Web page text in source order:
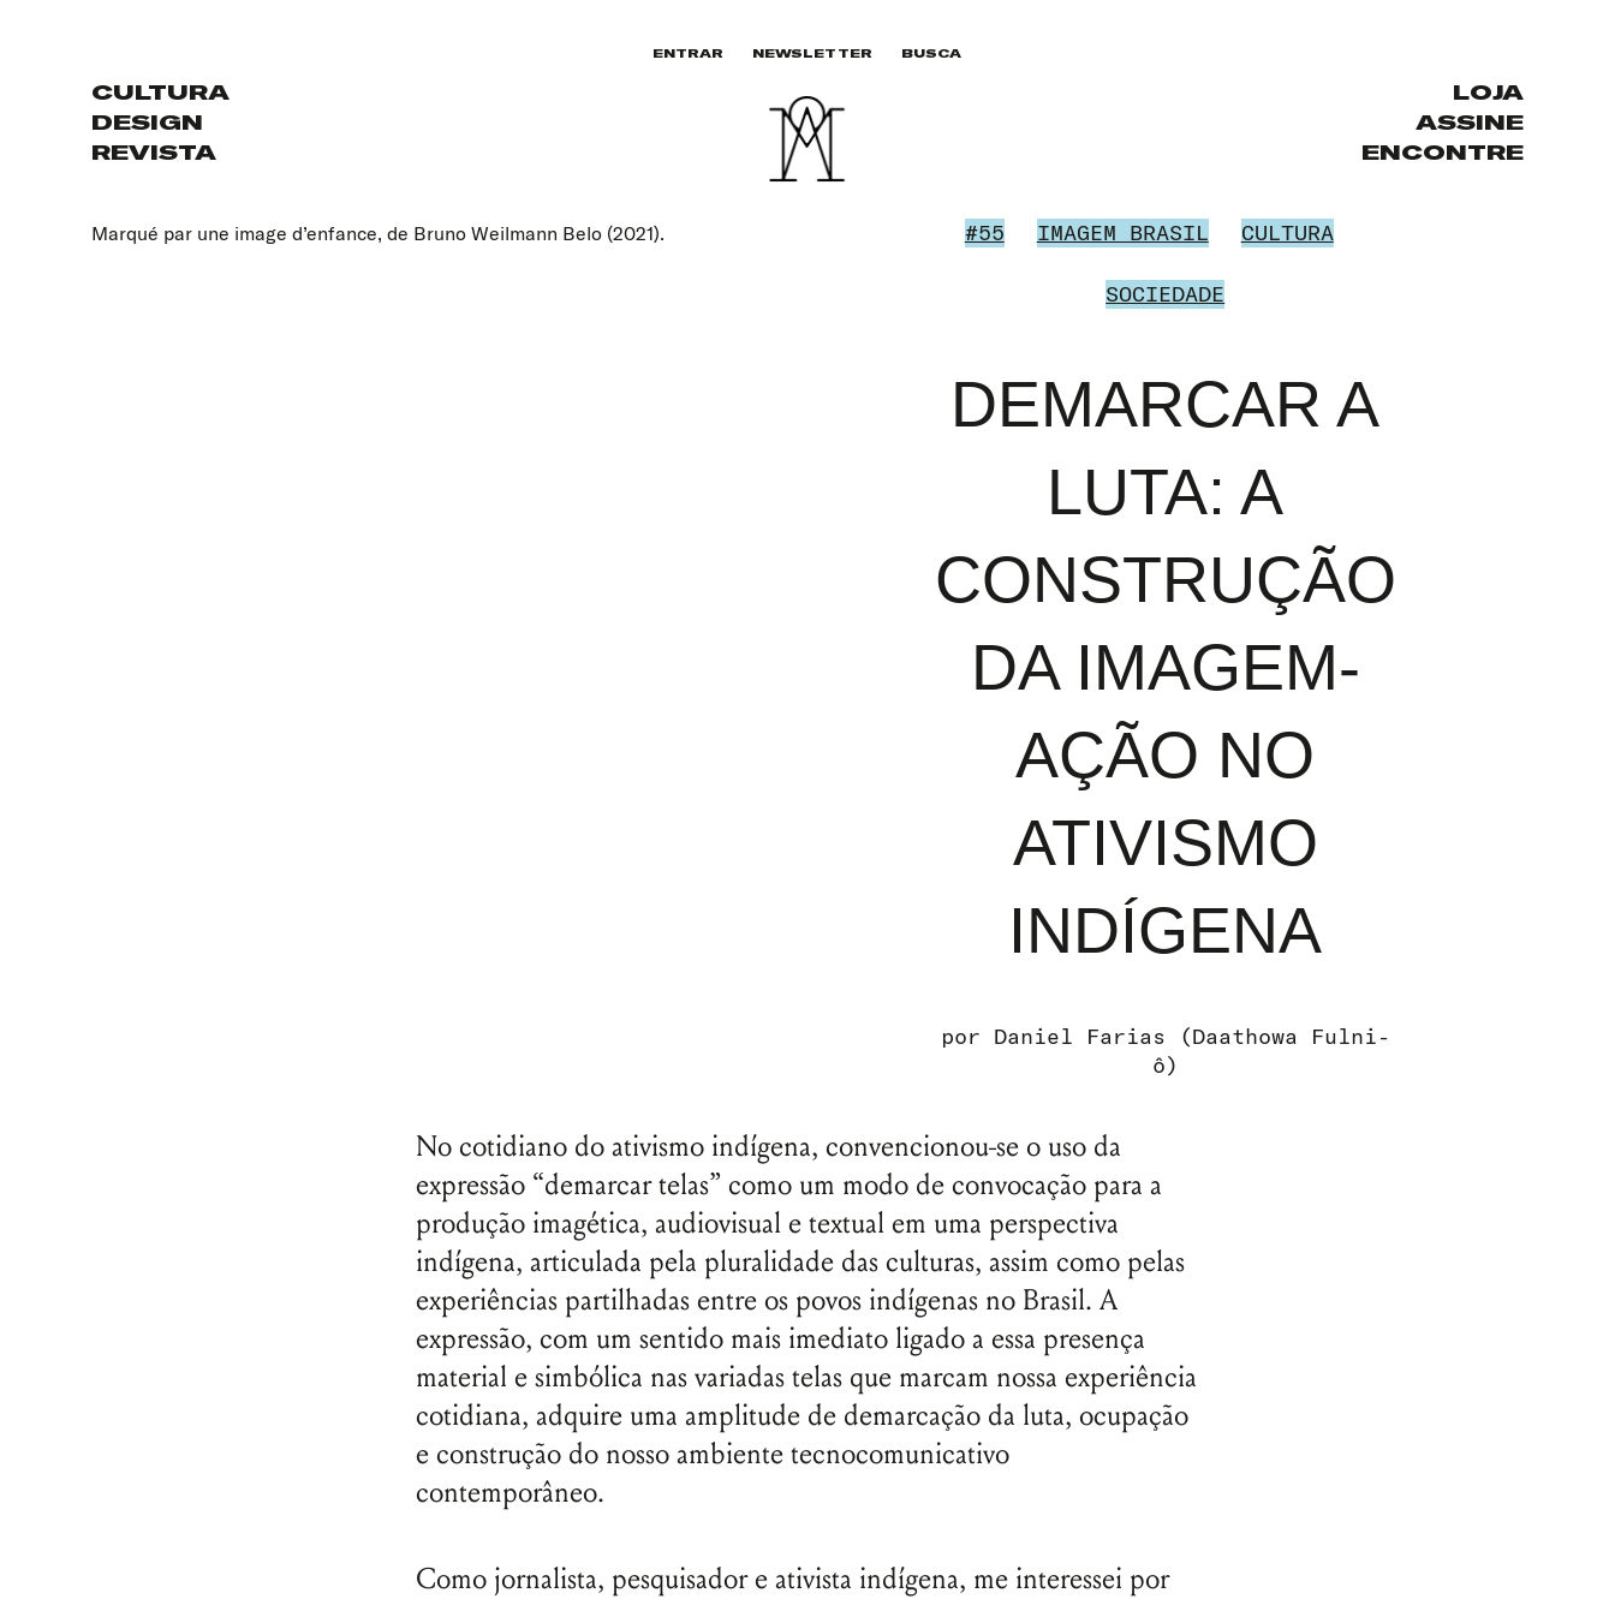
CULTURA
DESIGN
REVISTA
ENTRAR NEWSLETTER BUSCA
LOJA
ASSINE
ENCONTRE
Marqué par une image d’enfance, de Bruno Weilmann Belo (2021). #55 IMAGEM BRASIL CULTURA
SOCIEDADE
DEMARCAR A
LUTA: A
CONSTRUÇÃO
DA IMAGEM-
AÇÃO NO
ATIVISMO
INDÍGENA
por Daniel Farias (Daathowa Fulni-
ô)
No cotidiano do ativismo indígena, convencionou-se o uso da
expressão “demarcar telas” como um modo de convocação para a
produção imagética, audiovisual e textual em uma perspectiva
indígena, articulada pela pluralidade das culturas, assim como pelas
experiências partilhadas entre os povos indígenas no Brasil. A
expressão, com um sentido mais imediato ligado a essa presença
material e simbólica nas variadas telas que marcam nossa experiência
cotidiana, adquire uma amplitude de demarcação da luta, ocupação
e construção do nosso ambiente tecnocomunicativo
contemporâneo.
Como jornalista, pesquisador e ativista indígena, me interessei por